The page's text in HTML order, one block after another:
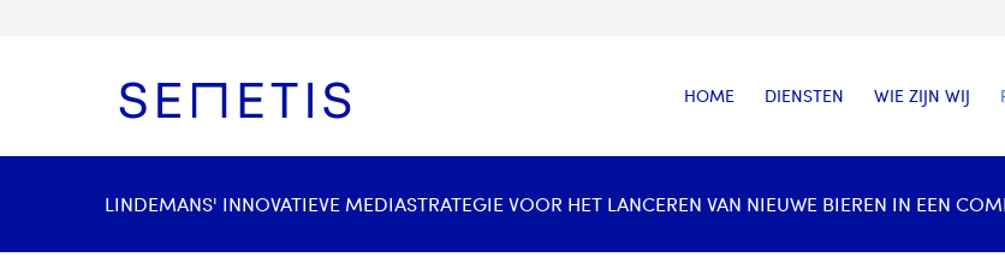
HOME DIENSTEN WIE ZIJN WIJ
LINDEMANS' INNOVATIEVE MEDIASTRATEGIE VOOR HET LANCEREN VAN NIEUWE BIEREN IN EEN